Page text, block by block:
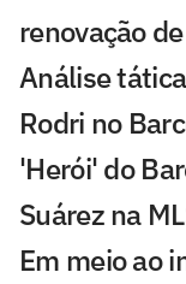
renovação
Análise
Rodri no
'Herói' do
Suárez na
Em meio ao